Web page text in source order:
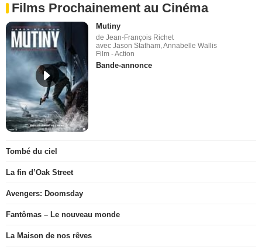
Films Prochainement au Cinéma
Mutiny
de Jean-François Richet
avec Jason Statham, Annabelle Wallis
Film - Action
Bande-annonce
Tombé du ciel
La fin d’Oak Street
Avengers: Doomsday
Fantômas – Le nouveau monde
La Maison de nos rêves